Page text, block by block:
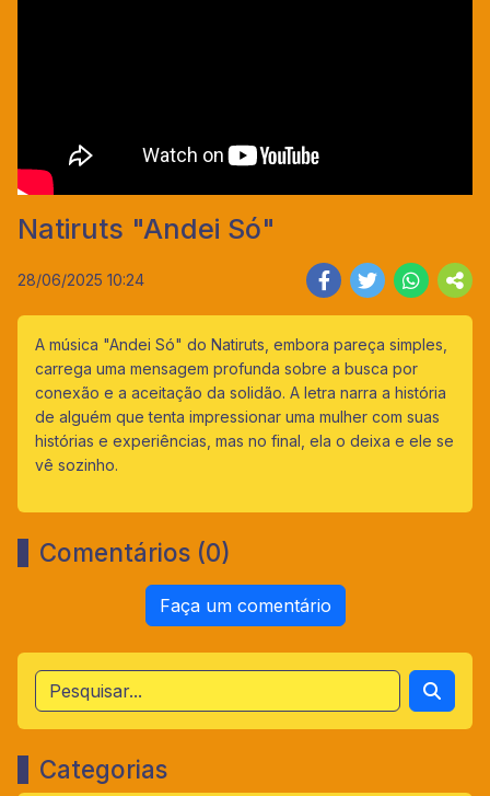
Natiruts "Andei Só"
28/06/2025 10:24
A música "Andei Só" do Natiruts, embora pareça simples,
carrega uma mensagem profunda sobre a busca por
conexão e a aceitação da solidão. A letra narra a história
de alguém que tenta impressionar uma mulher com suas
histórias e experiências, mas no final, ela o deixa e ele se
vê sozinho.
Comentários (0)
Faça um comentário
Categorias